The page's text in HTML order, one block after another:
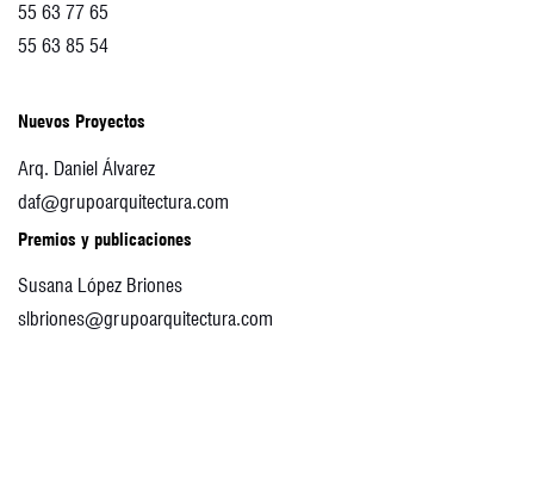
55 63 77 65
55 63 85 54
Nuevos Proyectos
Arq. Daniel Álvarez
daf@grupoarquitectura.com
Premios y publicaciones
Susana López Briones
slbriones@grupoarquitectura.com